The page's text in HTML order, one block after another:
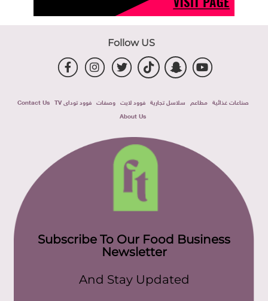
Follow US
صناعات غذائية مطاعم سلاسل تجارية فوود لايت وصفات فوود توداى TV
Contact Us
About Us
Subscribe To Our Food Business
Newsletter
And Stay Updated